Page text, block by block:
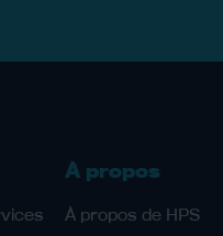
À propos
À propos de HPS